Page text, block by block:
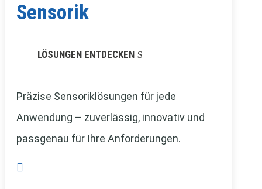
Sensorik
LÖSUNGEN ENTDECKEN
Präzise Sensoriklösungen für jede
Anwendung – zuverlässig, innovativ und
passgenau für Ihre Anforderungen.
